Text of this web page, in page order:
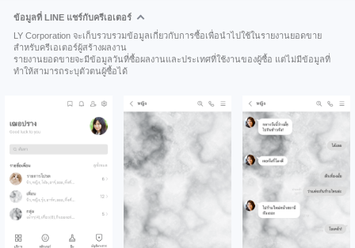
ข้อมูลที่ LINE แชร์กับครีเอเตอร์
LY Corporation จะเก็บรวบรวมข้อมูลเกี่ยวกับการซื้อเพื่อนำไปใช้ในรายงานยอดขาย
สำหรับครีเอเตอร์ผู้สร้างผลงาน
รายงานยอดขายจะมีข้อมูลวันที่ซื้อผลงานและประเทศที่ใช้งานของผู้ซื้อ แต่ไม่มีข้อมูลที่
ทำให้สามารถระบุตัวตนผู้ซื้อได้